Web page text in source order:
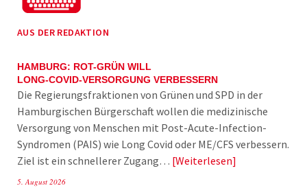
AUS DER REDAKTION
HAMBURG: ROT-GRÜN WILL
LONG-COVID-VERSORGUNG VERBESSERN
Die Regierungsfraktionen von Grünen und SPD in der
Hamburgischen Bürgerschaft wollen die medizinische
Versorgung von Menschen mit Post-Acute-Infection-
Syndromen (PAIS) wie Long Covid oder ME/CFS verbessern.
Ziel ist ein schnellerer Zugang… Weiterlesen
5. August 2026